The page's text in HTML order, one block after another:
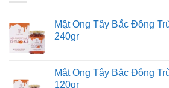
Mật Ong Tây Bắc Đông
240gr
Mật Ong Tây Bắc Đông
120gr